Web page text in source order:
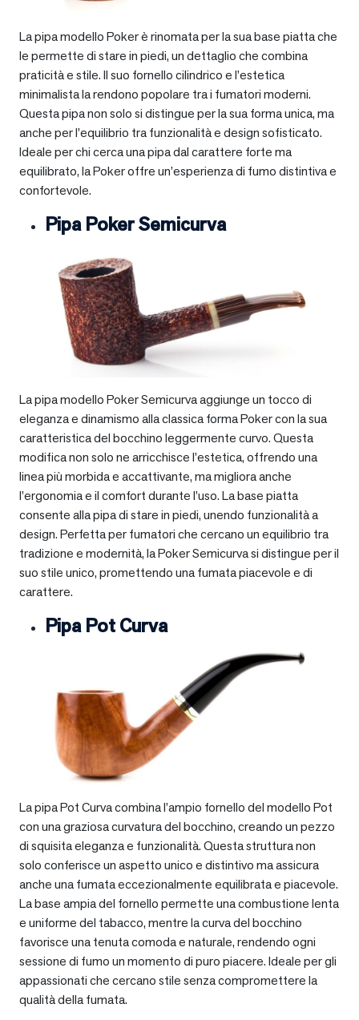
La pipa modello Poker è rinomata per la sua base piatta che
le permette di stare in piedi, un dettaglio che combina
praticità e stile. Il suo fornello cilindrico e l’estetica
minimalista la rendono popolare tra i fumatori moderni.
Questa pipa non solo si distingue per la sua forma unica, ma
anche per l’equilibrio tra funzionalità e design sofisticato.
Ideale per chi cerca una pipa dal carattere forte ma
equilibrato, la Poker offre un’esperienza di fumo distintiva e
confortevole.
Pipa Poker Semicurva
La pipa modello Poker Semicurva aggiunge un tocco di
eleganza e dinamismo alla classica forma Poker con la sua
caratteristica del bocchino leggermente curvo. Questa
modifica non solo ne arricchisce l’estetica, offrendo una
linea più morbida e accattivante, ma migliora anche
l’ergonomia e il comfort durante l’uso. La base piatta
consente alla pipa di stare in piedi, unendo funzionalità a
design. Perfetta per fumatori che cercano un equilibrio tra
tradizione e modernità, la Poker Semicurva si distingue per il
suo stile unico, promettendo una fumata piacevole e di
carattere.
Pipa Pot Curva
La pipa Pot Curva combina l’ampio fornello del modello Pot
con una graziosa curvatura del bocchino, creando un pezzo
di squisita eleganza e funzionalità. Questa struttura non
solo conferisce un aspetto unico e distintivo ma assicura
anche una fumata eccezionalmente equilibrata e piacevole.
La base ampia del fornello permette una combustione lenta
e uniforme del tabacco, mentre la curva del bocchino
favorisce una tenuta comoda e naturale, rendendo ogni
sessione di fumo un momento di puro piacere. Ideale per gli
appassionati che cercano stile senza compromettere la
qualità della fumata.